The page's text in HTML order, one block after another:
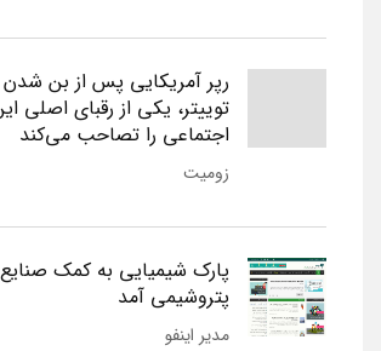
رپر آمریکایی پس از بن شدن
توییتر، یکی از رقبای اصلی
اجتماعی را تصاحب می‌کند
زومیت
پارک شیمیایی به کمک صنایع
پتروشیمی آمد
مدیر اینفو